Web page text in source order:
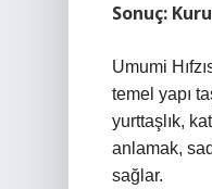
Sonuç:
Umumi
temel yapı
yurttaşlık,
anlamak,
sağlar.